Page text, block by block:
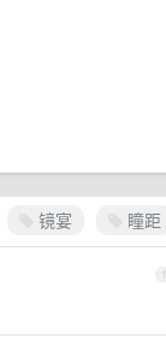
镜宴 瞳距
1